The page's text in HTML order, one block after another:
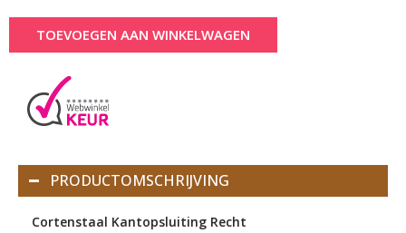
TOEVOEGEN AAN WINKELWAGEN
PRODUCTOMSCHRIJVING
Cortenstaal Kantopsluiting Recht